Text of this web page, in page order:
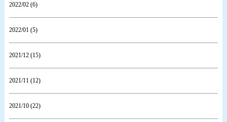
2022/02 (6)
2022/01 (5)
2021/12 (15)
2021/11 (12)
2021/10 (22)